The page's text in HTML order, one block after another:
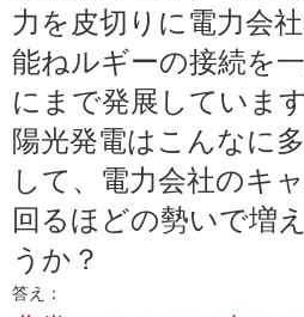
力を皮切りに電力会
能ねルギーの接続を
にまで発展していま
陽光発電はこんなに
して、電力会社のキ
回るほどの勢いで増
うか？
答え：